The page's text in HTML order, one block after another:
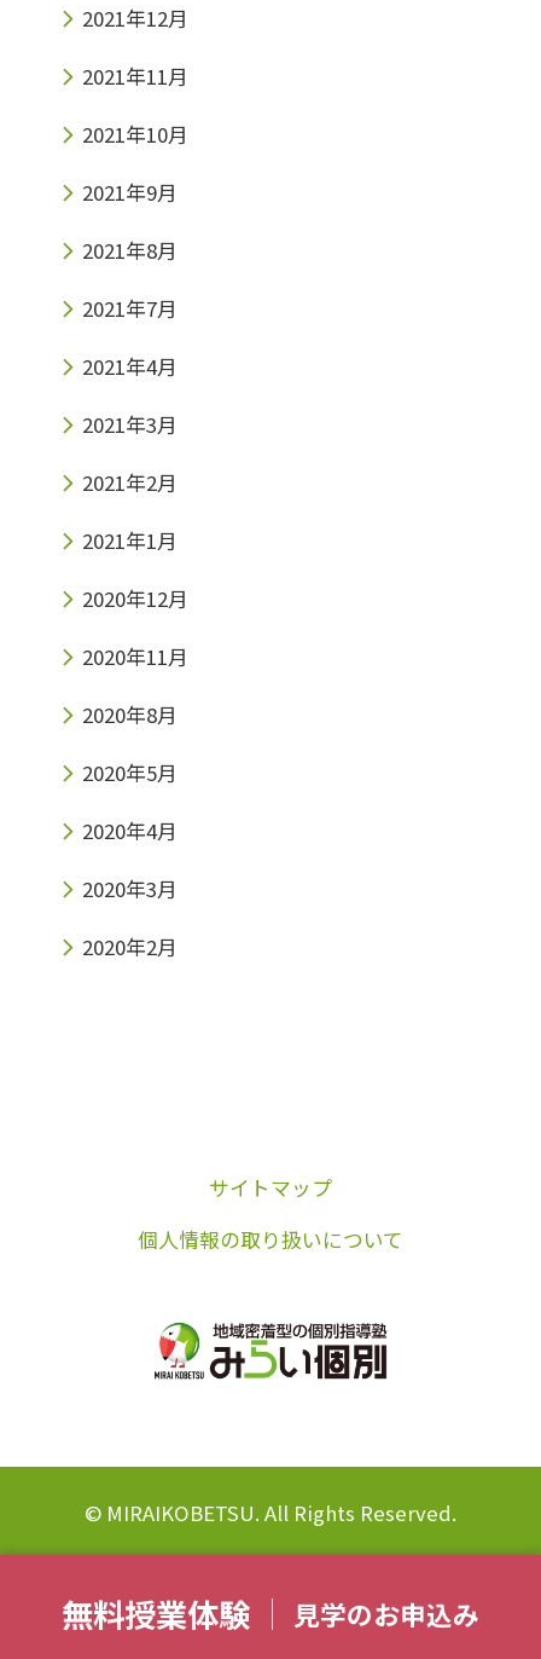
2021年12月
2021年11月
2021年10月
2021年9月
2021年8月
2021年7月
2021年4月
2021年3月
2021年2月
2021年1月
2020年12月
2020年11月
2020年8月
2020年5月
2020年4月
2020年3月
2020年2月
無料授業体験 見学のお申込み
サイトマップ
個人情報の取り扱いについて
© MIRAIKOBETSU. All Rights Reserved.